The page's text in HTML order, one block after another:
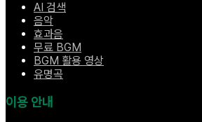
AI 검색
음악
효과음
무료 BGM
BGM 활용 영상
유명곡
이용 안내